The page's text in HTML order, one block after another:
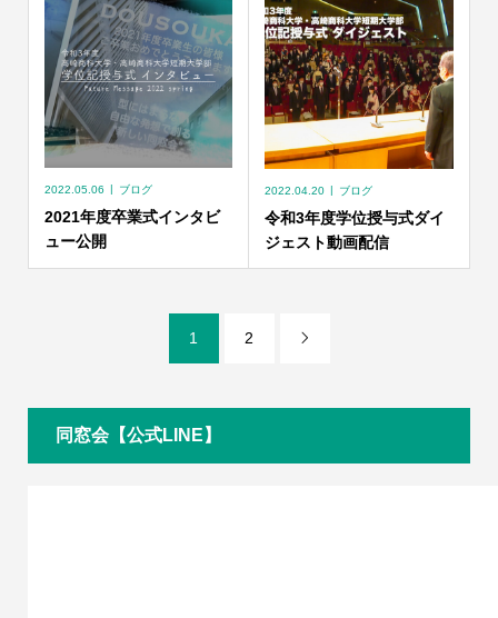
2022.05.06 ブログ
2021年度卒業式インタビ
ュー公開
2022.04.20 ブログ
令和3年度学位授与式ダイ
ジェスト動画配信
1 2 
同窓会【公式LINE】